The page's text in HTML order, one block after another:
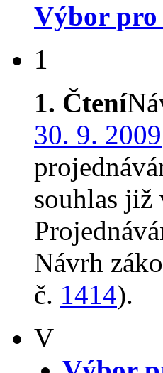
Výbor pro
1
1. Čtení
30. 9. 2009
souhlas již
Návrh
č. 1414).
V